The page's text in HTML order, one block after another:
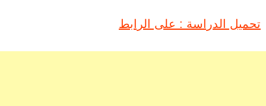
تحميل الدراسة : على الرابط